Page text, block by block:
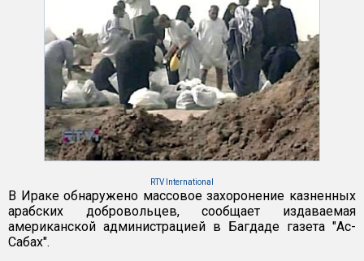
RTV International
В Ираке обнаружено массовое захоронение казненных
арабских добровольцев, сообщает издаваемая
американской администрацией в Багдаде газета "Ас-
Сабах".